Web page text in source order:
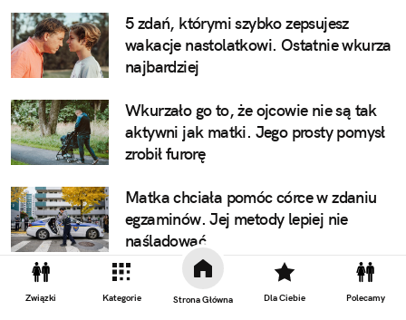
Związki Kategorie Strona Główna Dla Ciebie Polecamy
5 zdań, którymi szybko zepsujesz
wakacje nastolatkowi. Ostatnie wkurza
najbardziej
Wkurzało go to, że ojcowie nie są tak
aktywni jak matki. Jego prosty pomysł
zrobił furorę
Matka chciała pomóc córce w zdaniu
egzaminów. Jej metody lepiej nie
naśladować
5 zachowań, przez które możesz mieć
problem na lotnisku. Numer 4 jest